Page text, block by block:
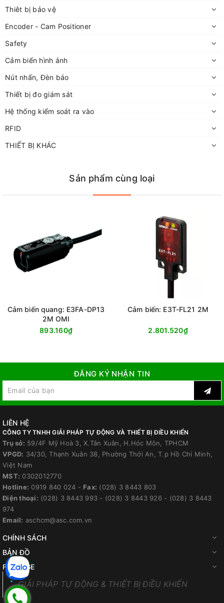
Thiêt bị bảo vệ
Encoder - Cam Positioner
Safety
Cảm biến hình ảnh
Nút nhấn, Đèn báo
Thiết bị đo giám sát
Hệ thống kiểm soát ra vào
RFID
THIẾT BỊ KHÁC
Sản phẩm cùng loại
Cảm biến quang: E3FA-DP13
2M OMI
893.160₫
Cảm biến: E3T-FL21 2M
2.801.520₫
ĐĂNG KÝ NHẬN TIN
LIÊN HỆ
CÔNG TY TNHH GIẢI PHÁP TỰ ĐỘNG VÀ THIẾT BỊ ĐIỀU KHIỂN
Trụ sở: 59/4F Mỹ Hoà 3, X.Tân Xuân, H.Hóc Môn, TPHCM
VPGD: 34/30, Thạnh Xuân 38, Phường Thới An, T.p Hồ Chí Minh,
Việt Nam
MST: 0302012770
Hotline: 0919 840 024 - Fax: (028) 3 8443 803
Điện thoại: (028) 3 8443 993 - (028) 3 8443 926 - (028) 3 8443
974
Email: aschcm@asc.com.vn
CHÍNH SÁCH
BẢN ĐỒ
FANPAGE
GIẢI PHÁP TỰ ĐỘNG & THIẾT BỊ ĐIỀU KHIỂN